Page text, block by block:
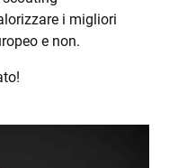
i migliori
e non.